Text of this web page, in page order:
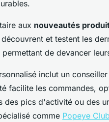
aux nouveautés
et testent les
de devancer
inclut un
facilite les commandes,
des pics d'activité ou des
comme Popeye Club